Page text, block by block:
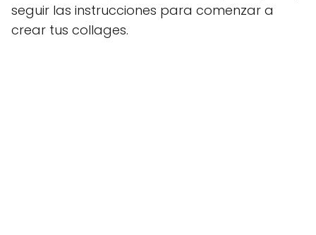
seguir las instrucciones para comenzar a
crear tus collages.